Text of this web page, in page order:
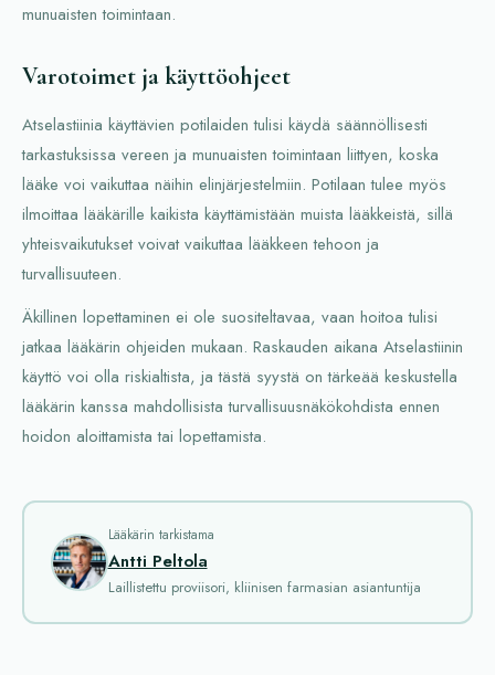
munuaisten toimintaan.
Varotoimet ja käyttöohjeet
Atselastiinia käyttävien potilaiden tulisi käydä säännöllisesti
tarkastuksissa vereen ja munuaisten toimintaan liittyen, koska
lääke voi vaikuttaa näihin elinjärjestelmiin. Potilaan tulee myös
ilmoittaa lääkärille kaikista käyttämistään muista lääkkeistä, sillä
yhteisvaikutukset voivat vaikuttaa lääkkeen tehoon ja
turvallisuuteen.
Äkillinen lopettaminen ei ole suositeltavaa, vaan hoitoa tulisi
jatkaa lääkärin ohjeiden mukaan. Raskauden aikana Atselastiinin
käyttö voi olla riskialtista, ja tästä syystä on tärkeää keskustella
lääkärin kanssa mahdollisista turvallisuusnäkökohdista ennen
hoidon aloittamista tai lopettamista.
Lääkärin tarkistama
Antti Peltola
Laillistettu proviisori, kliinisen farmasian asiantuntija